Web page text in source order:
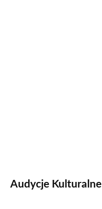
Audycje Kulturalne